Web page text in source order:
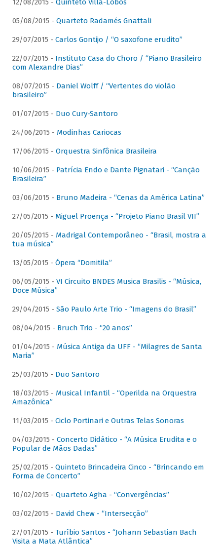
12/08/2015 - Quinteto Villa-Lobos
05/08/2015 - Quarteto Radamés Gnattali
29/07/2015 - Carlos Gontijo / “O saxofone erudito”
22/07/2015 - Instituto Casa do Choro / “Piano Brasileiro
com Alexandre Dias”
08/07/2015 - Daniel Wolff / “Vertentes do violão
brasileiro”
01/07/2015 - Duo Cury-Santoro
24/06/2015 - Modinhas Cariocas
17/06/2015 - Orquestra Sinfônica Brasileira
10/06/2015 - Patrícia Endo e Dante Pignatari - “Canção
Brasileira”
03/06/2015 - Bruno Madeira - “Cenas da América Latina”
27/05/2015 - Miguel Proença - “Projeto Piano Brasil VII”
20/05/2015 - Madrigal Contemporâneo - “Brasil, mostra a
tua música”
13/05/2015 - Ópera “Domitila”
06/05/2015 - VI Circuito BNDES Musica Brasilis - “Música,
Doce Música”
29/04/2015 - São Paulo Arte Trio - “Imagens do Brasil”
08/04/2015 - Bruch Trio - “20 anos”
01/04/2015 - Música Antiga da UFF - “Milagres de Santa
Maria”
25/03/2015 - Duo Santoro
18/03/2015 - Musical Infantil - “Operilda na Orquestra
Amazônica”
11/03/2015 - Ciclo Portinari e Outras Telas Sonoras
04/03/2015 - Concerto Didático - “A Música Erudita e o
Popular de Mãos Dadas”
25/02/2015 - Quinteto Brincadeira Cinco - “Brincando em
Forma de Concerto”
10/02/2015 - Quarteto Agha - “Convergências”
03/02/2015 - David Chew - “Intersecção”
27/01/2015 - Turíbio Santos - “Johann Sebastian Bach
Visita a Mata Atlântica”